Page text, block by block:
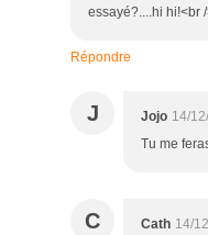
essayé?....hi hi!<br
Répondre
J Jojo 14/
Tu me
C Cath 14/